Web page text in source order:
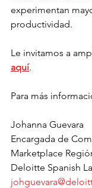
experimentan
productividad.
Le invitamos a
aquí.
Para más
Johanna Guevara
Encargada de
Marketplace
Deloitte Spanish